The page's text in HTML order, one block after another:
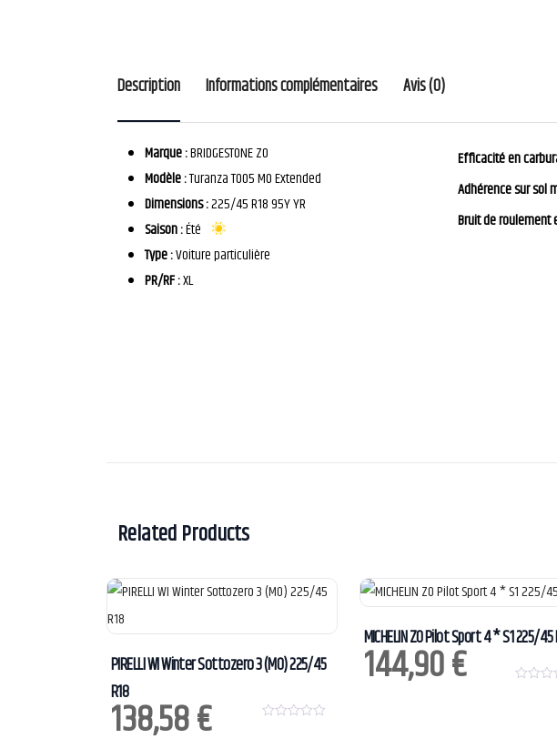
Description Informations complémentaires Avis (0)
Marque :BRIDGESTONE ZO
Modèle :Turanza T005 MO Extended
Dimensions :225/45 R18 95Y YR
Saison :Été
Type :Voiture particulière
PR/RF :XL
Efficacité en
Adhérence sur sol
Bruit de roulement
Related Products
PIRELLI WI Winter Sottozero 3 (MO) 225/45
R18
138,58€
MICHELIN ZO Pilot Sport 4 * S1 225/45
144,90€